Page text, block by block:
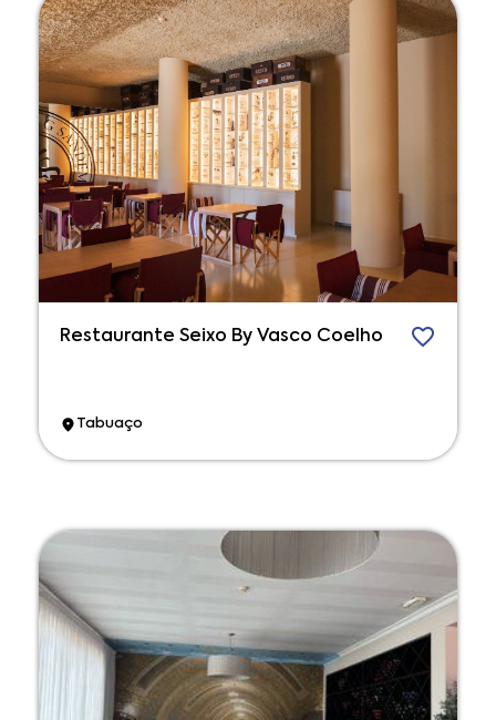
Restaurante Seixo By Vasco Coelho
Tabuaço